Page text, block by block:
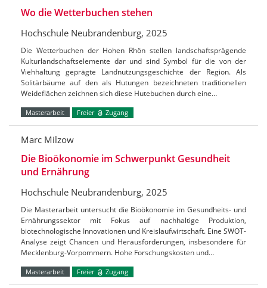
Wo die Wetterbuchen stehen
Hochschule Neubrandenburg, 2025
Die Wetterbuchen der Hohen Rhön stellen landschaftsprägende
Kulturlandschaftselemente dar und sind Symbol für die von der
Viehhaltung geprägte Landnutzungsgeschichte der Region. Als
Solitärbäume auf den als Hutungen bezeichneten traditionellen
Weideflächen zeichnen sich diese Hutebuchen durch eine…
Masterarbeit Freier Zugang
Marc Milzow
Die Bioökonomie im Schwerpunkt Gesundheit
und Ernährung
Hochschule Neubrandenburg, 2025
Die Masterarbeit untersucht die Bioökonomie im Gesundheits- und
Ernährungssektor mit Fokus auf nachhaltige Produktion,
biotechnologische Innovationen und Kreislaufwirtschaft. Eine SWOT-
Analyse zeigt Chancen und Herausforderungen, insbesondere für
Mecklenburg-Vorpommern. Hohe Forschungskosten und…
Masterarbeit Freier Zugang